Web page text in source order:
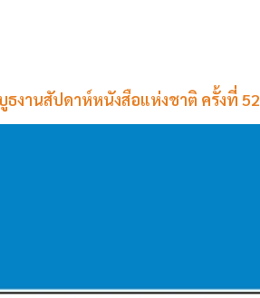
ธงานสัปดาห์หนังสือแห่งชาติ ครั้งที่ 52